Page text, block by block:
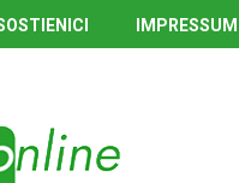
IMPRESSUM